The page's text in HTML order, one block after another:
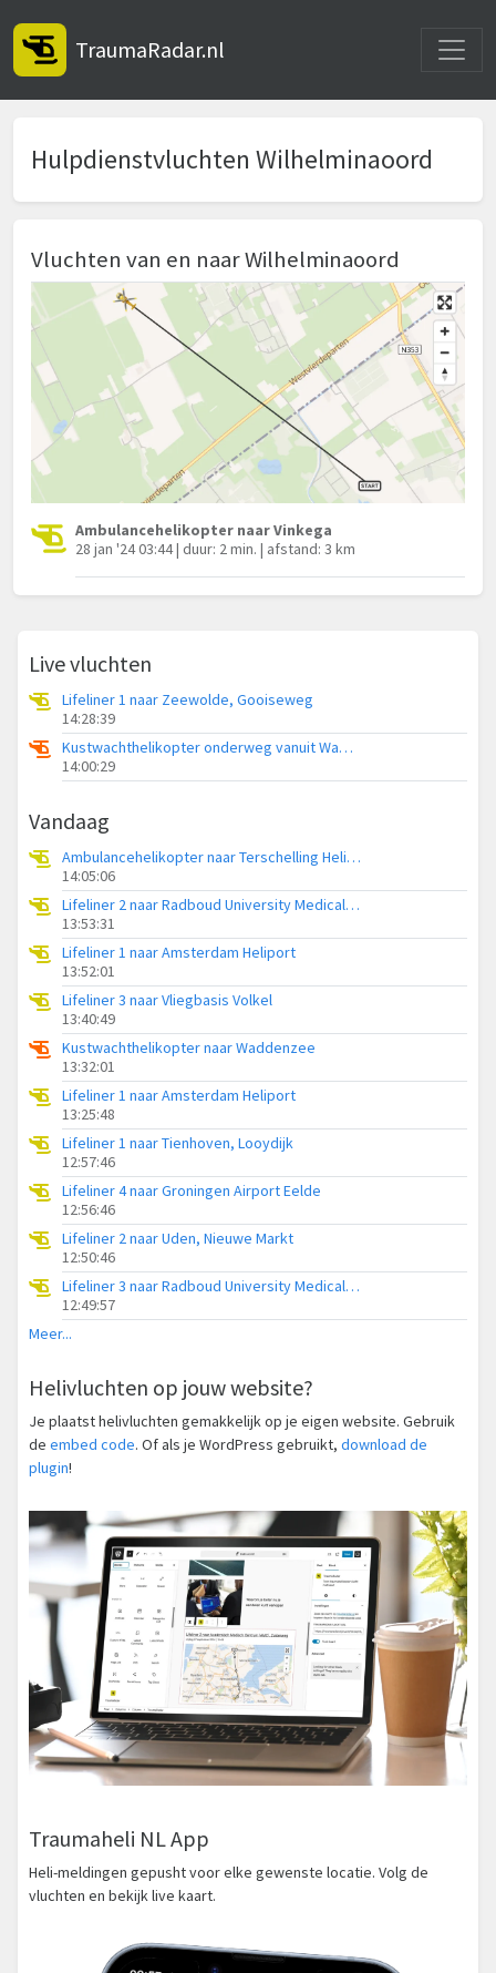
TraumaRadar.nl
Hulpdienstvluchten Wilhelminaoord
Vluchten van en naar Wilhelminaoord
Ambulancehelikopter naar Vinkega
28 jan '24 03:44 | duur: 2 min. | afstand: 3 km
Live vluchten
Lifeliner 1 naar Zeewolde, Gooiseweg
14:28:39
Kustwachthelikopter onderweg vanuit Waddenzee
14:00:29
Vandaag
Ambulancehelikopter naar Terschelling Heliport
14:05:06
Lifeliner 2 naar Radboud University Medical Center Heliport
13:53:31
Lifeliner 1 naar Amsterdam Heliport
13:52:01
Lifeliner 3 naar Vliegbasis Volkel
13:40:49
Kustwachthelikopter naar Waddenzee
13:32:01
Lifeliner 1 naar Amsterdam Heliport
13:25:48
Lifeliner 1 naar Tienhoven, Looydijk
12:57:46
Lifeliner 4 naar Groningen Airport Eelde
12:56:46
Lifeliner 2 naar Uden, Nieuwe Markt
12:50:46
Lifeliner 3 naar Radboud University Medical Center Heliport
12:49:57
Meer...
Helivluchten op jouw website?
Je plaatst helivluchten gemakkelijk op je eigen website. Gebruik
de embed code. Of als je WordPress gebruikt, download de
plugin!
Traumaheli NL App
Heli-meldingen gepusht voor elke gewenste locatie. Volg de
vluchten en bekijk live kaart.